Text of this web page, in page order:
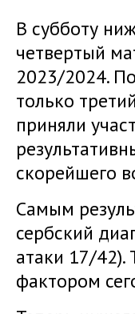
В субботу
четвертый
2023/2024.
только
приняли
скорейшего
Самым
сербский
атаки 17/42).
фактором